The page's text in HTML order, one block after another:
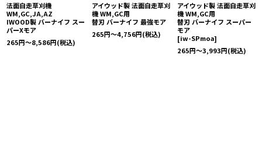
法面自走草刈機
WM,GC,JA,AZ
IWOOD製 バーナイフ スー
パーXモア
265円～8,586円(税込)
アイウッド製 法面自走草刈
機 WM,GC用
替刃 バーナイフ 最強モア
265円～4,756円(税込)
アイウッド製 法面自走草刈
機 WM,GC用
替刃 バーナイフ スーパー
モア
[iw-SPmoa]
265円～3,993円(税込)